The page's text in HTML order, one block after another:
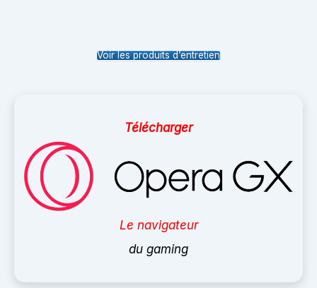
Voir les produits d’entretien
Télécharger
Le navigateur
du gaming